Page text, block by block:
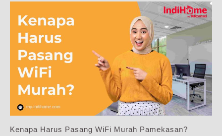
Kenapa Harus Pasang WiFi Murah Pamekasan?